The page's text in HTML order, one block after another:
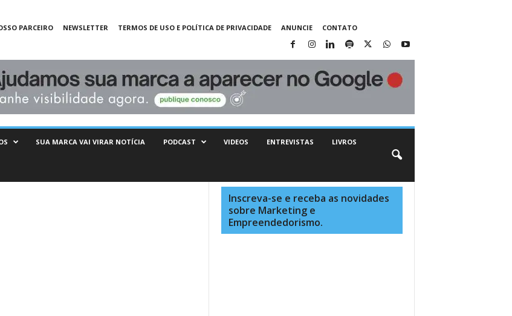
PARCEIRO NEWSLETTER TERMOS DE USO E POLÍTICA DE PRIVACIDADE ANUNCIE CONTATO
SUA MARCA VAI VIRAR NOTÍCIA PODCAST VIDEOS ENTREVISTAS LIVROS
Inscreva-se e receba as novidades
sobre Marketing e
Empreendedorismo.